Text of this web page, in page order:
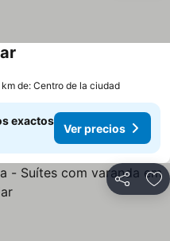
de: Centro de la ciudad
exactos
Ver precios
Compartir